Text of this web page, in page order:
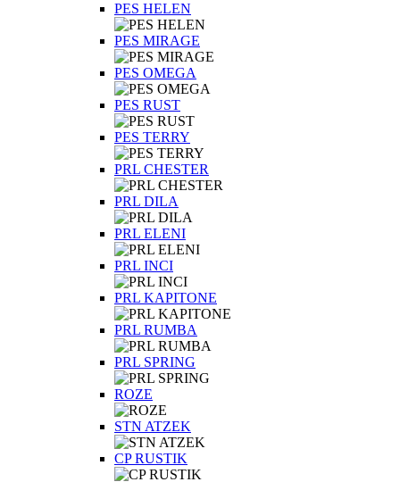
PES HELEN
PES MIRAGE
PES OMEGA
PES RUST
PES TERRY
PRL CHESTER
PRL DILA
PRL ELENI
PRL INCI
PRL KAPITONE
PRL RUMBA
PRL SPRING
ROZE
STN ATZEK
СP RUSTIK